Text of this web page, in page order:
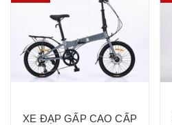
XE ĐẠP GẤP CAO CẤP